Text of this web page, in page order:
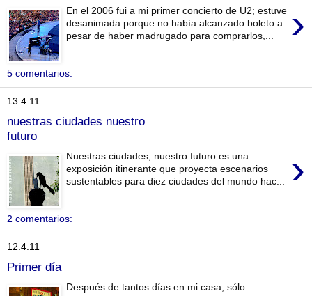
›
En el 2006 fui a mi primer concierto de U2; estuve
desanimada porque no había alcanzado boleto a
pesar de haber madrugado para comprarlos,...
5 comentarios:
13.4.11
nuestras ciudades nuestro
futuro
›
Nuestras ciudades, nuestro futuro es una
exposición itinerante que proyecta escenarios
sustentables para diez ciudades del mundo hac...
2 comentarios:
12.4.11
Primer día
Después de tantos días en mi casa, sólo